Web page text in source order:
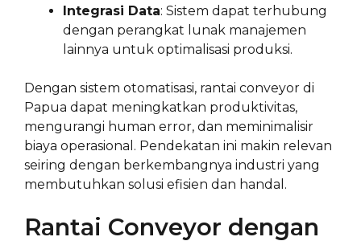
Integrasi Data: Sistem dapat terhubung
dengan perangkat lunak manajemen
lainnya untuk optimalisasi produksi.
Dengan sistem otomatisasi, rantai conveyor di
Papua dapat meningkatkan produktivitas,
mengurangi human error, dan meminimalisir
biaya operasional. Pendekatan ini makin relevan
seiring dengan berkembangnya industri yang
membutuhkan solusi efisien dan handal.
Rantai Conveyor dengan